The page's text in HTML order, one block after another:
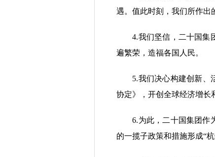
遇。值此时刻，我们所作出
4.我们坚信，二十国集团
遍繁荣，造福各国人民。
5.我们决心构建创新、活
协定》，开创全球经济增长
6.为此，二十国集团作为
的一揽子政策和措施形成“杭